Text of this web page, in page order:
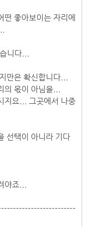
좋아보이는 자리에
니다...
만은 확신합니다...
의 몫이 아님을...
지요... 그곳에서 나중
선택이 아니라 기다
야죠...